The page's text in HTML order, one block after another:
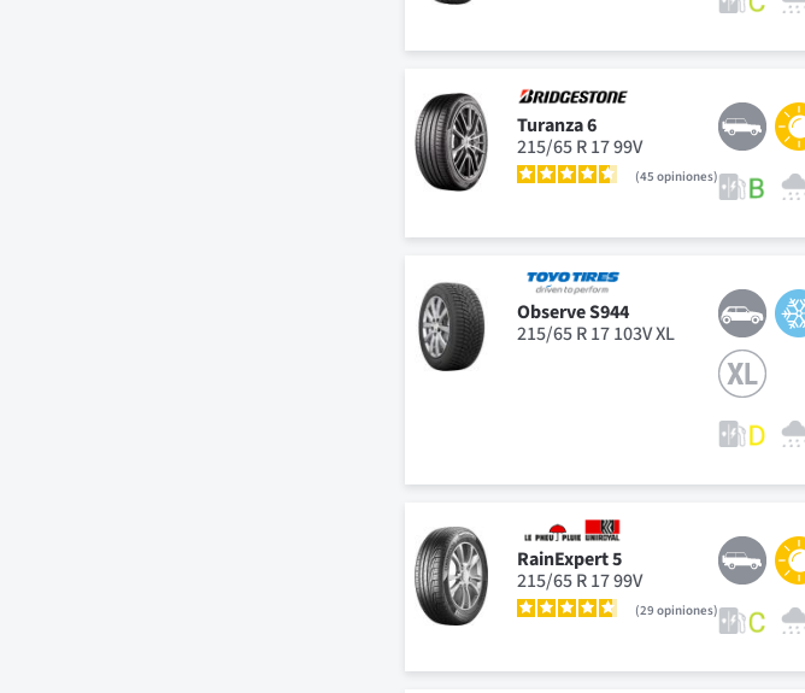
Turanza 6
215/65 R 17 99V
45opiniones
Observe S944
215/65 R 17 103V XL
RainExpert 5
215/65 R 17 99V
29opiniones